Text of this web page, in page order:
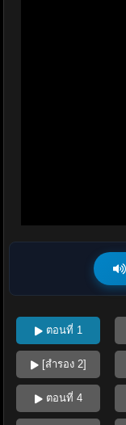
ตอนที่ 1
[สำรอง 2]
ตอนที่ 4